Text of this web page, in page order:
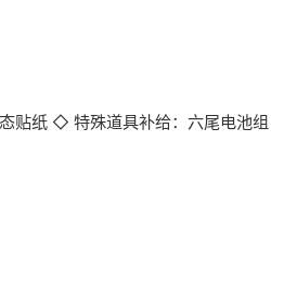
贴纸 ◇ 特殊道具补给：六尾电池组